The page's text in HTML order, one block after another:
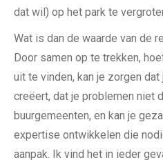
dat wil) op het park te
Wat is dan de waarde van de
Door samen op te trekken,
uit te vinden, kan je zorgen dat
creëert, dat je problemen niet
buurgemeenten, en kan je
expertise ontwikkelen die
aanpak. Ik vind het in ieder